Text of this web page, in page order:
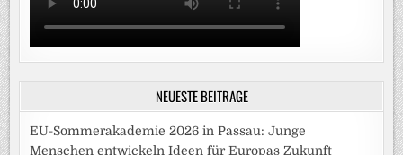
NEUESTE BEITRÄGE
EU-Sommerakademie 2026 in Passau: Junge
Menschen entwickeln Ideen für Europas Zukunft